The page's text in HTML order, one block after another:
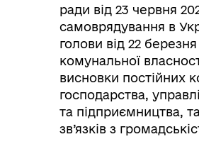
ради від 23 червня
самоврядування в
голови від 22
комунальної
висновки постійних
господарства,
та підприємництва,
зв’язків з